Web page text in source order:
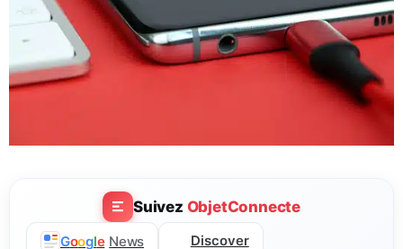
Suivez ObjetConnecte
Google News Discover